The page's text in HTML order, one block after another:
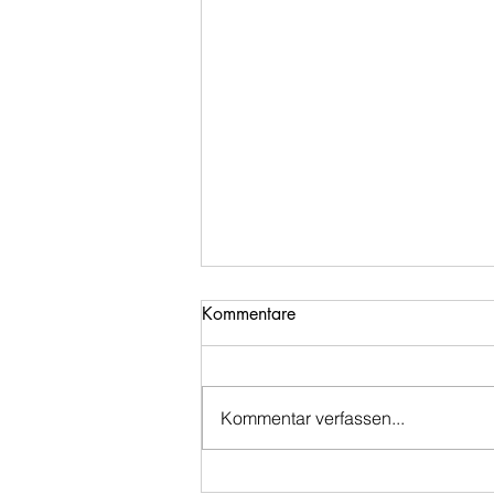
Dein innerer Garten
Kommentare
Kommentar verfassen...